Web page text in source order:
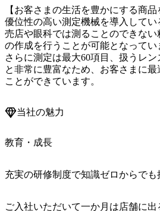
【お客さまの生活を豊かにする商品
優位性の高い測定機械を導入して
売店や眼科では測ることのできな
の作成を行うことが可能となってい
さらに測定は最大60項目、扱うレ
と非常に豊富なため、お客さまに
ことができています。
当社の魅力
教育・成長
充実の研修制度で知識ゼロからでも
ご入社いただいて一か月は店舗に